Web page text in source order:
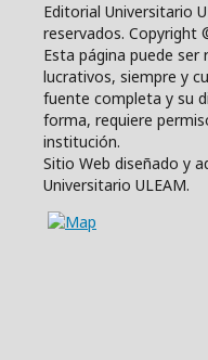
Editorial Universitario
reservados. Copyright
Esta página puede
lucrativos, siempre y
fuente completa y su
forma, requiere
institución.
Sitio Web diseñado y
Universitario ULEAM.